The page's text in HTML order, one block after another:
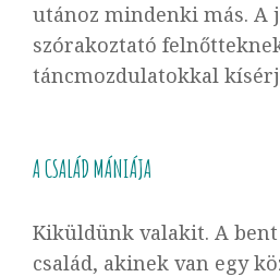
utánoz mindenki más. A
szórakoztató
táncmozdulatokkal
A CSALÁD MÁNIÁJA
Kiküldünk valakit. A
család, akinek van egy